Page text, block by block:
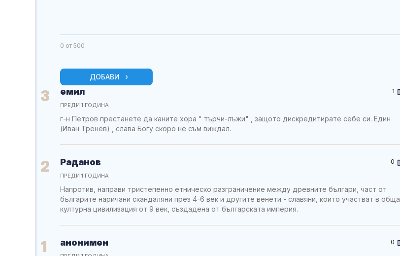
0 от 500
ДОБАВИ
3 1
емил
ПРЕДИ 1 ГОДИНА
г-н Петров престанете да каните хора " търчи-лъжи" , защото дискредитирате себе си. Един
(Иван Тренев) , слава Богу скоро не съм виждал.
2 0
Раданов
ПРЕДИ 1 ГОДИНА
Напротив, направи тристепенно етническо разграничение между древните българи, част от
българите наричани скандаляни през 4-6 век и другите венети - славяни, които участват в обща
културна цивилизация от 9 век, създадена от българската империя.
1 0
анонимен